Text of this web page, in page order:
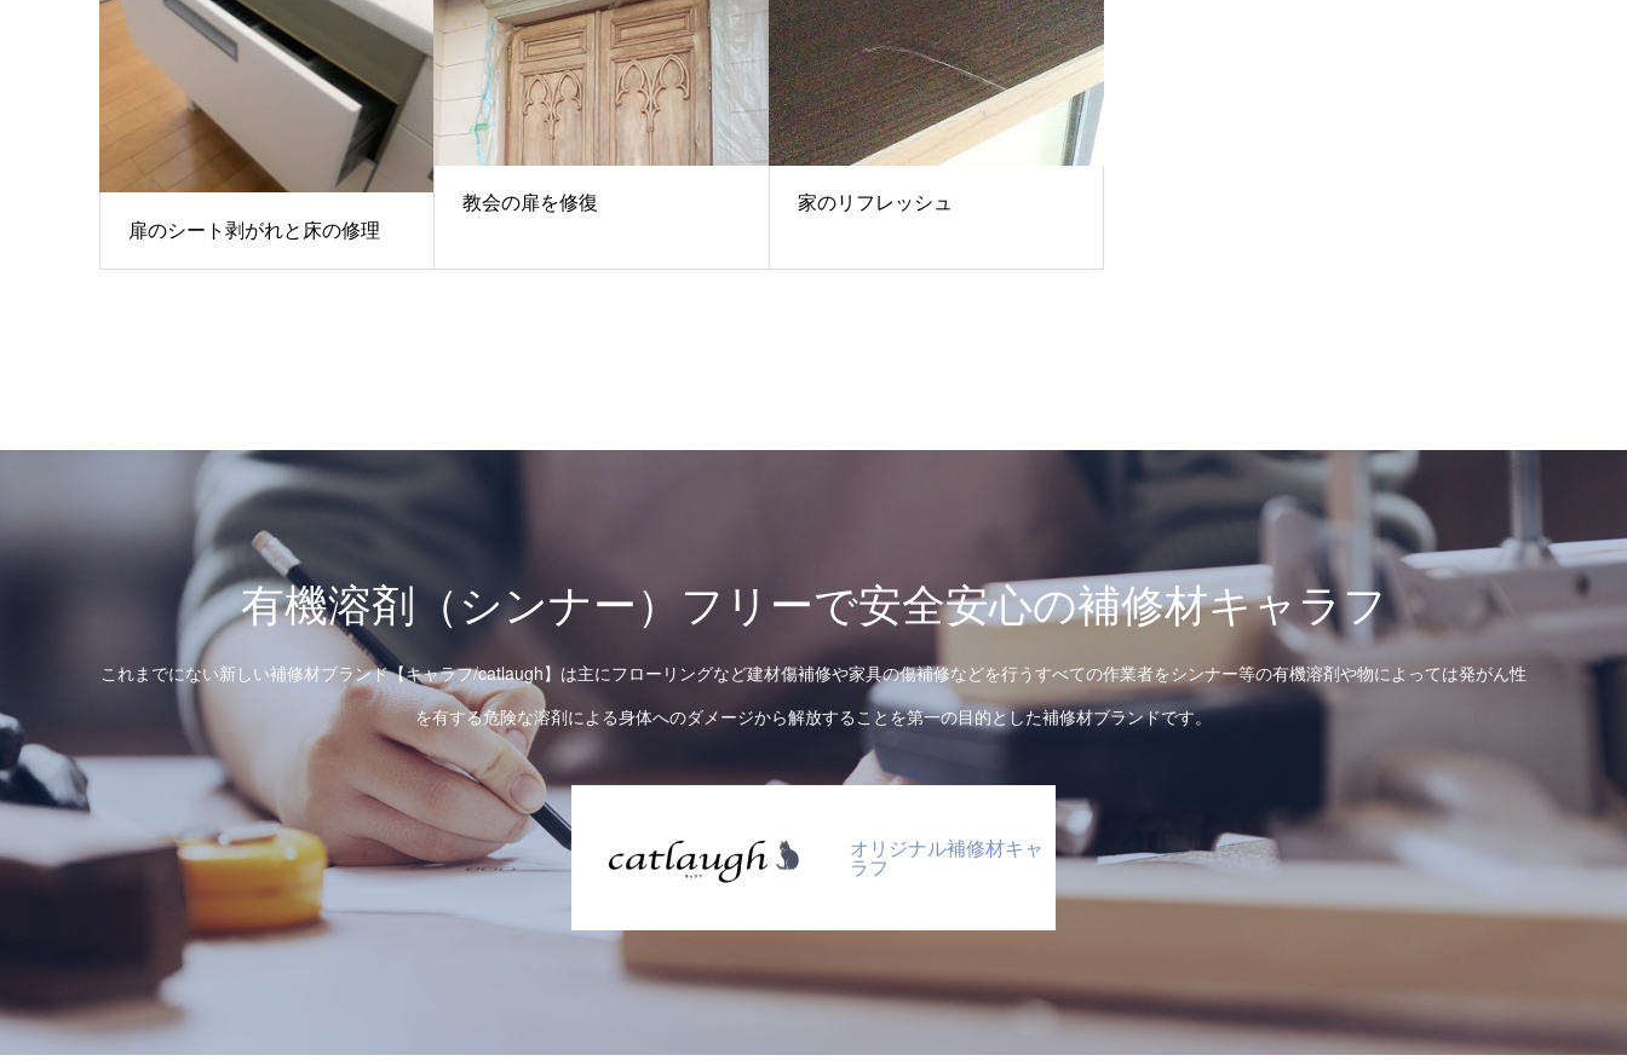
扉のシート剥がれと床の修理
教会の扉を修復 家のリフレッシュ
有機溶剤（シンナー）フリーで安全安心の補修材キャラフ
これまでにない新しい補修材ブランド【キャラフ/catlaugh】は主にフローリングなど建材傷補修や家具の傷補修などを行うすべての作業者をシンナー等の有機溶剤や物によっては発がん性
を有する危険な溶剤による身体へのダメージから解放することを第一の目的とした補修材ブランドです。
オリジナル補修材キャ
ラフ